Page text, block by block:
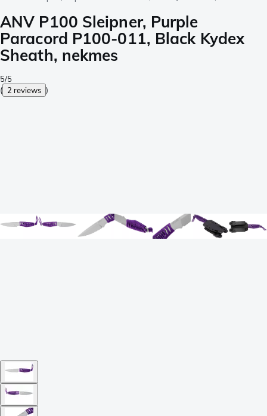
ANV P100 Sleipner, Purple
Paracord P100-011, Black Kydex
Sheath, nekmes
5/5
( 2 reviews )